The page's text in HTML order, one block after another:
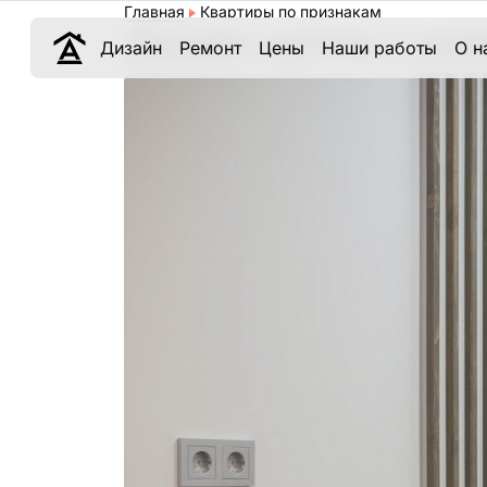
Дизайн Ремонт Цены Наши работы О
Главная Квартиры по признакам
Дизайн кухонь с